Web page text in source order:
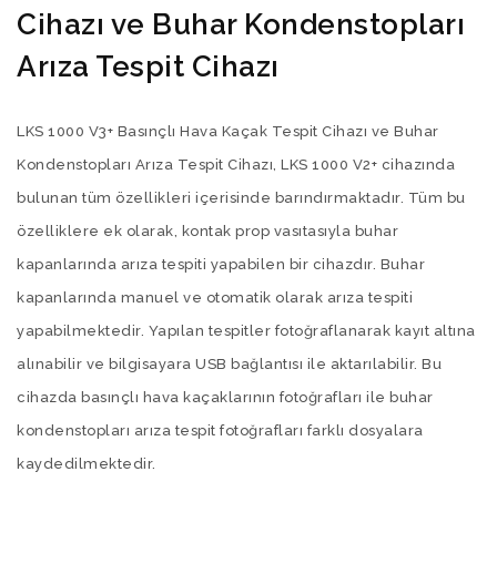
Cihazı ve Buhar Kondenstopları
Arıza Tespit Cihazı
LKS 1000 V3+ Basınçlı Hava Kaçak Tespit Cihazı ve Buhar
Kondenstopları Arıza Tespit Cihazı, LKS 1000 V2+ cihazında
bulunan tüm özellikleri içerisinde barındırmaktadır. Tüm bu
özelliklere ek olarak, kontak prop vasıtasıyla buhar
kapanlarında arıza tespiti yapabilen bir cihazdır. Buhar
kapanlarında manuel ve otomatik olarak arıza tespiti
yapabilmektedir. Yapılan tespitler fotoğraflanarak kayıt altına
alınabilir ve bilgisayara USB bağlantısı ile aktarılabilir. Bu
cihazda basınçlı hava kaçaklarının fotoğrafları ile buhar
kondenstopları arıza tespit fotoğrafları farklı dosyalara
kaydedilmektedir.